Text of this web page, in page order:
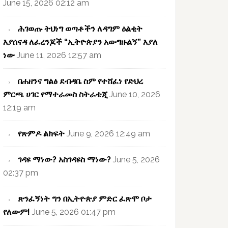
June 15, 2026 02:12 am
ሕገወጡ ትህነግ ወጣቶችን ለዳግም ዕልቂት
እያሰናዳ ለፈረንጆች “ኢትዮጵያን አውግዙልኝ” እያለ
ነው June 11, 2026 12:57 am
በሐዘንና ግልፅ ደብዳቤ ስም የተሸፈነ የድህረ
ምርጫ ሀገር የማተራመስ ስትራቴጂ June 10, 2026
12:19 am
የጽምዶ ልክፍት June 9, 2026 12:49 am
ገዳዩ ማነው? አስገዳዩስ ማነው? June 5, 2026
02:37 pm
ጽንፈኝነት ግን በኢትዮጵያ ምድር ፈጽሞ ቦታ
የለውም! June 5, 2026 01:47 pm